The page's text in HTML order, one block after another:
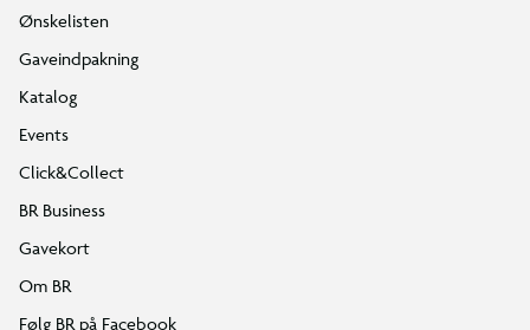
Ønskelisten
Gaveindpakning
Katalog
Events
Click&Collect
BR Business
Gavekort
Om BR
Følg BR på Facebook